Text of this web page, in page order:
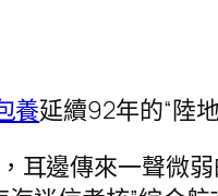
養延續92年的“陸
耳邊傳來一聲微